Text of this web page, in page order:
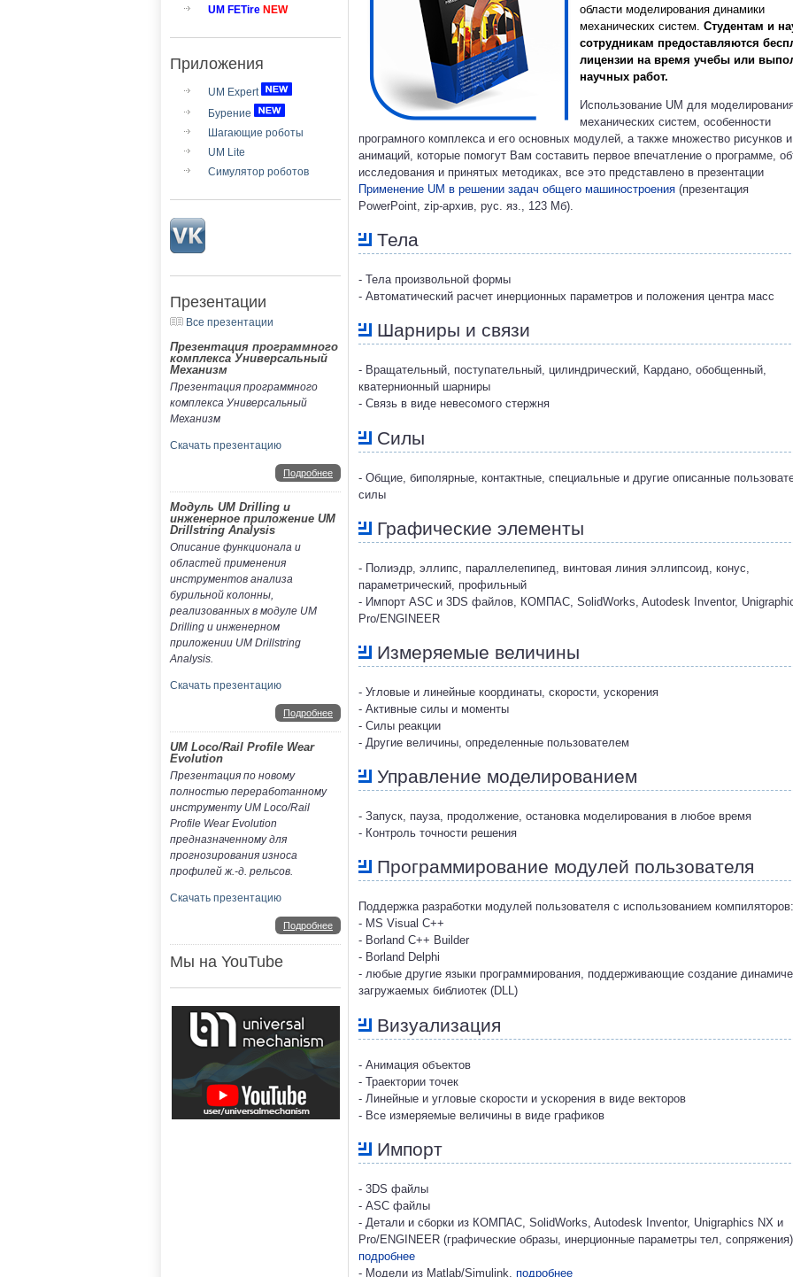
UM FETire NEW
Приложения
UM Expert
Бурение
Шагающие роботы
UM Lite
Симулятор роботов
Презентации
Все презентации
Презентация программного
комплекса Универсальный
Механизм
Презентация программного
комплекса Универсальный
Механизм
Скачать презентацию
Подробнее
Модуль UM Drilling и
инженерное приложение UM
Drillstring Analysis
Описание функционала и
областей применения
инструментов анализа
бурильной колонны,
реализованных в модуле UM
Drilling и инженерном
приложении UM Drillstring
Analysis.
Скачать презентацию
Подробнее
UM Loco/Rail Profile Wear
Evolution
Презентация по новому
полностью переработанному
инструменту UM Loco/Rail
Profile Wear Evolution
предназначенному для
прогнозирования износа
профилей ж.-д. рельсов.
Скачать презентацию
Подробнее
Мы на YouTube
области моделирования динамики
механических систем. Студентам и
сотрудникам предоставляются
лицензии на время учебы или
научных работ.
Использование UM для
механических систем, особенности
програмного комплекса и его основных модулей, а также множество рисунков и
анимаций, которые помогут Вам составить первое впечатление о программе,
исследования и принятых методиках, все это представлено в презентации
Применение UM в решении задач общего машиностроения (презентация
PowerPoint, zip-архив, рус. яз., 123 Мб).
Тела
- Тела произвольной формы
- Автоматический расчет инерционных параметров и положения центра масс
Шарниры и связи
- Вращательный, поступательный, цилиндрический, Кардано, обобщенный,
кватернионный шарниры
- Связь в виде невесомого стержня
Силы
- Общие, биполярные, контактные, специальные и другие описанные
силы
Графические элементы
- Полиэдр, эллипс, параллелепипед, винтовая линия эллипсоид, конус,
параметрический, профильный
- Импорт ASC и 3DS файлов, КОМПАС, SolidWorks, Autodesk Inventor,
Pro/ENGINEER
Измеряемые величины
- Угловые и линейные координаты, скорости, ускорения
- Активные силы и моменты
- Силы реакции
- Другие величины, определенные пользователем
Управление моделированием
- Запуск, пауза, продолжение, остановка моделирования в любое время
- Контроль точности решения
Программирование модулей пользователя
Поддержка разработки модулей пользователя с использованием компиляторов:
- MS Visual C++
- Borland C++ Builder
- Borland Delphi
- любые другие языки программирования, поддерживающие создание
загружаемых библиотек (DLL)
Визуализация
- Анимация объектов
- Траектории точек
- Линейные и угловые скорости и ускорения в виде векторов
- Все измеряемые величины в виде графиков
Импорт
- 3DS файлы
- ASC файлы
- Детали и сборки из КОМПАС, SolidWorks, Autodesk Inventor, Unigraphics NX и
Pro/ENGINEER (графические образы, инерционные параметры тел, сопряжения),
подробнее
- Модели из Matlab/Simulink, подробнее